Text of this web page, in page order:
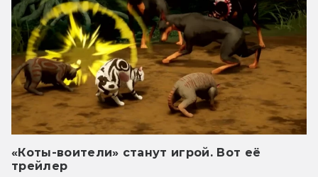
«Коты-воители» станут игрой. Вот её
трейлер